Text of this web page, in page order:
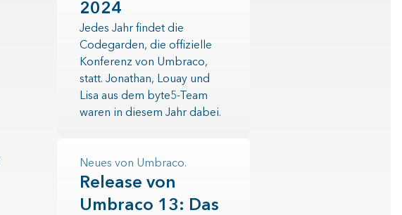
2024
Jedes Jahr findet die
Codegarden, die offizielle
Konferenz von Umbraco,
statt. Jonathan, Louay und
Lisa aus dem byte5-Team
waren in diesem Jahr dabei.
Neues von Umbraco.
Release von
Umbraco 13: Das